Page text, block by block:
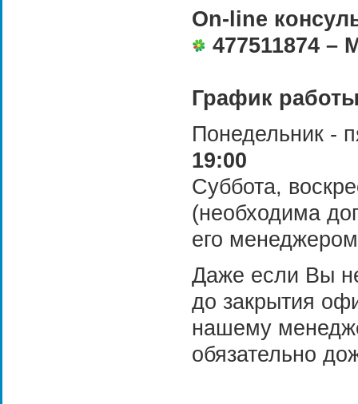
On-line
477511874 –
График
Понедельник -
19:00
Суббота,
(необходима
его
Даже если Вы
до закрытия
нашему
обязательно